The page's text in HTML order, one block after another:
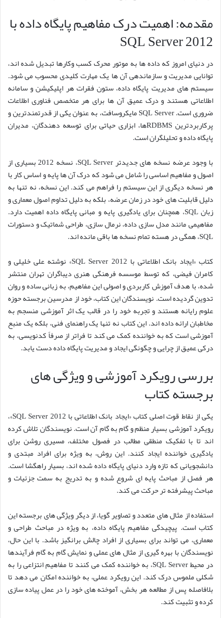
مقدمه: اهمیت درک مفاهیم پایگاه داده با
SQL Server 2012
در دنیای امروز که داده ها به موتور محرک کسب وکارها تبدیل شده اند،
توانایی مدیریت و سازماندهی آن ها یک مهارت کلیدی محسوب می شود.
سیستم های مدیریت پایگاه داده، ستون فقرات هر اپلیکیشن و سامانه
اطلاعاتی هستند و درک عمیق آن ها برای هر متخصص فناوری اطلاعات
ضروری است. SQL Server مایکروسافت، به عنوان یکی از قدرتمندترین و
پرکاربردترین RDBMSها، ابزاری حیاتی برای توسعه دهندگان، مدیران
پایگاه داده و تحلیلگران است.
با وجود عرضه نسخه های جدیدتر SQL Server، نسخه 2012 بسیاری از
اصول و مفاهیم اساسی را شامل می شود که درک آن ها پایه و اساس کار با
هر نسخه دیگری از این سیستم را فراهم می کند. این نسخه، نه تنها به
دلیل قابلیت های خود در زمان عرضه، بلکه به دلیل تداوم اصول معماری و
زبان SQL، همچنان برای یادگیری پایه و مبانی پایگاه داده اهمیت دارد.
مفاهیمی مانند مدل سازی داده، نرمال سازی، طراحی شماتیک و دستورات
SQL، همگی در هسته تمام نسخه ها باقی مانده اند.
کتاب «ایجاد بانک اطلاعاتی با SQL Server 2012» نوشته علی خلیلی و
کامران فیضی، که توسط موسسه فرهنگی هنری دیباگران تهران منتشر
شده، با هدف آموزش کاربردی و اصولی این مفاهیم، به زبانی ساده و روان
تدوین گردیده است. نویسندگان این کتاب، خود از مدرسین برجسته حوزه
علوم رایانه هستند و تجربه خود را در قالب یک اثر آموزشی منسجم به
مخاطبان ارائه داده اند. این کتاب نه تنها یک راهنمای فنی، بلکه یک منبع
آموزشی است که به خواننده کمک می کند تا فراتر از صرفاً کدنویسی، به
درکی عمیق از چرایی و چگونگی ایجاد و مدیریت پایگاه داده دست یابد.
بررسی رویکرد آموزشی و ویژگی های
برجسته کتاب
یکی از نقاط قوت اصلی کتاب «ایجاد بانک اطلاعاتی با SQL Server 2012»،
رویکرد آموزشی بسیار منظم و گام به گام آن است. نویسندگان تلاش کرده
اند تا با تفکیک منطقی مطالب در فصول مختلف، مسیری روشن برای
یادگیری خواننده ایجاد کنند. این روش، به ویژه برای افراد مبتدی و
دانشجویانی که تازه وارد دنیای پایگاه داده شده اند، بسیار راهگشا است.
هر فصل از مباحث پایه ای شروع شده و به تدریج به سمت جزئیات و
مباحث پیشرفته تر حرکت می کند.
استفاده از مثال های متعدد و تصاویر گویا، از دیگر ویژگی های برجسته این
کتاب است. پیچیدگی مفاهیم پایگاه داده، به ویژه در مباحث طراحی و
معماری، می تواند برای بسیاری از افراد چالش برانگیز باشد. با این حال،
نویسندگان با بهره گیری از مثال های عملی و نمایش گام به گام فرآیندها
در محیط SQL Server، به خواننده کمک می کنند تا مفاهیم انتزاعی را به
شکلی ملموس درک کند. این رویکرد عملی، به خواننده امکان می دهد تا
بلافاصله پس از مطالعه هر بخش، آموخته های خود را در عمل پیاده سازی
کرده و تثبیت کند.